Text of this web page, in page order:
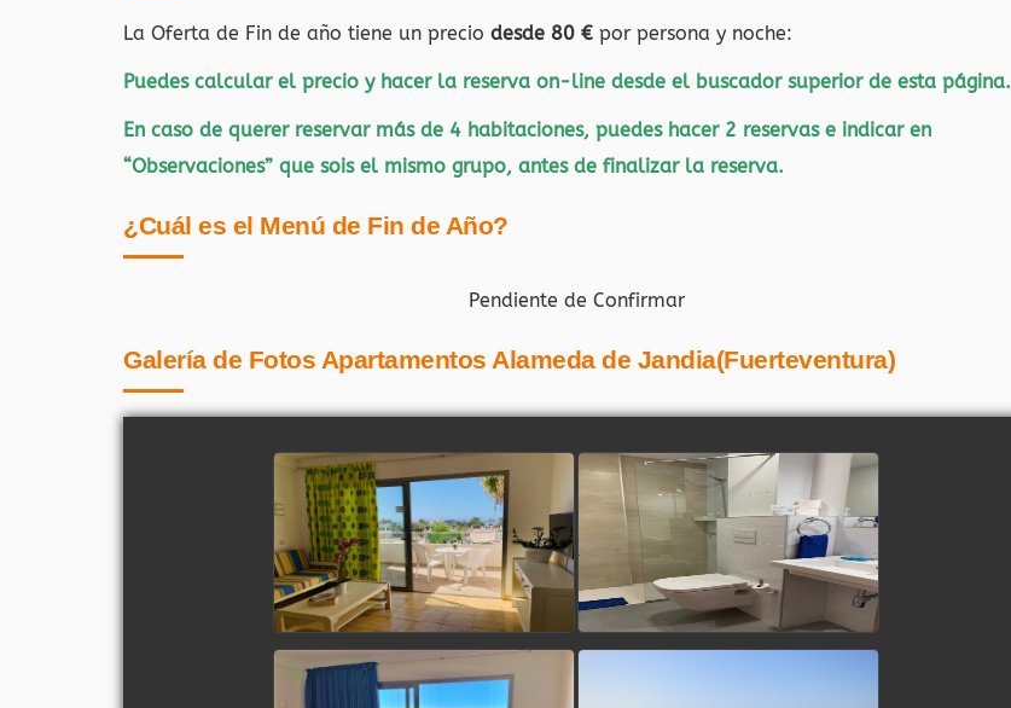
La Oferta de Fin de año tiene un precio desde 80 € por persona y noche:
Puedes calcular el precio y hacer la reserva on-line desde el buscador superior de esta página.
En caso de querer reservar más de 4 habitaciones, puedes hacer 2 reservas e indicar en
“Observaciones” que sois el mismo grupo, antes de finalizar la reserva.
¿Cuál es el Menú de Fin de Año?
Pendiente de Confirmar
Galería de Fotos Apartamentos Alameda de Jandia(Fuerteventura)